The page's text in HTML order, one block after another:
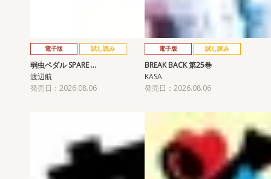
電子版 試し読み
弱虫ペダル SPARE …
渡辺航
発売日：2026.08.06
電子版 試し読み
BREAK BACK 第25巻
KASA
発売日：2026.08.06